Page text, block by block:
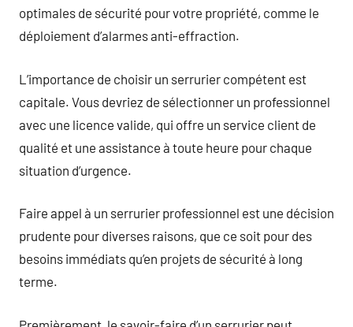
optimales de sécurité pour votre propriété, comme le
déploiement d’alarmes anti-effraction.
L’importance de choisir un serrurier compétent est
capitale. Vous devriez de sélectionner un professionnel
avec une licence valide, qui offre un service client de
qualité et une assistance à toute heure pour chaque
situation d’urgence.
Faire appel à un serrurier professionnel est une décision
prudente pour diverses raisons, que ce soit pour des
besoins immédiats qu’en projets de sécurité à long
terme.